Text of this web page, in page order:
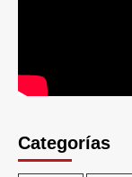
Categorías